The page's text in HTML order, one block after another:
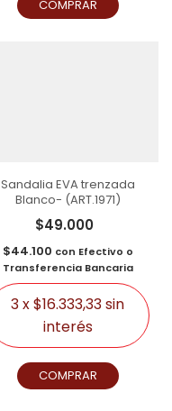
COMPRAR
Sandalia EVA trenzada
Blanco- (ART.1971)
$49.000
$44.100 con Efectivo o
Transferencia Bancaria
3x$16.333,33sin
interés
COMPRAR